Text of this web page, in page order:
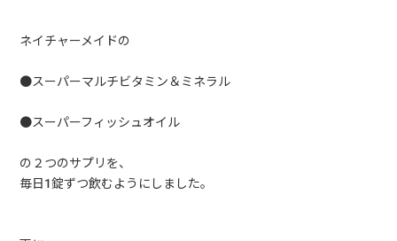
ネイチャーメイドの
●スーパーマルチビタミン＆ミネラル
●スーパーフィッシュオイル
の２つのサプリを、
毎日1錠ずつ飲むようにしました。